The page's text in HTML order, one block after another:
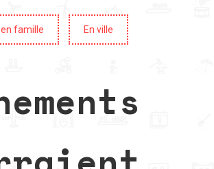
en famille En ville